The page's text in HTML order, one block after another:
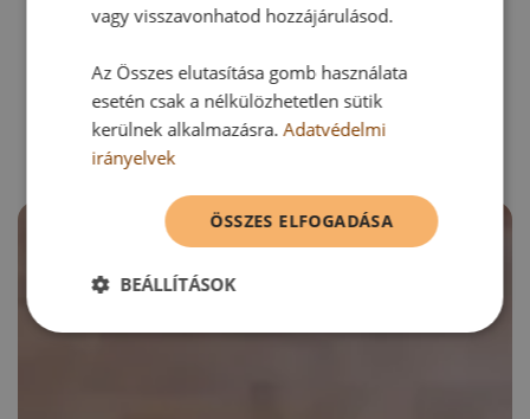
RECEPTAJÁNLÓ
vagy visszavonhatod hozzájárulásod.
Az Összes elutasítása gomb használata
esetén csak a nélkülözhetetlen sütik
kerülnek alkalmazásra.Adatvédelmi
irányelvek
ÖSSZES ELFOGADÁSA
BEÁLLÍTÁSOK